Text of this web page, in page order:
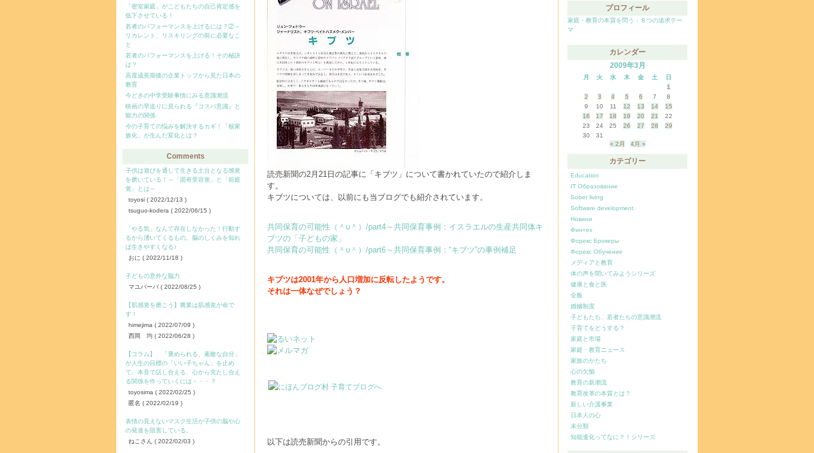
「密室家庭」がこどもたちの自己肯定感を
低下させている！
若者のパフォーマンスを上げるには？②～
リカレント、リスキリングの前に必要なこ
と
若者のパフォーマンスを上げる！その秘訣
は？
高度成長期後の企業トップから見た日本の
教育
今どきの中学受験事情にみる意識潮流
映画の早送りに見られる『コスパ意識』と
能力の関係
今の子育ての悩みを解決するカギ！「核家
族化」が生んだ変化とは？
Comments
子供は遊びを通して生きる土台となる感覚
を磨いている！～「固有受容覚」と「前庭
覚」とは～
toyosi ( 2022/12/13 )
tsuguo-kodera ( 2022/06/15 )
「やる気」なんて存在しなかった！行動す
るから湧いてくるもの。脳のしくみを知れ
ば生きやすくなる♪
おに ( 2022/11/18 )
子どもの意外な脳力
マユバーバ ( 2022/08/25 )
【肌感覚を磨こう】農業は肌感覚が命で
す！
himejima ( 2022/07/09 )
西岡 均 ( 2022/06/28 )
【コラム】 「褒められる、素敵な自分」
が人生の目標の「いい子ちゃん」を止め
て、本音で話し合える、心から充たし合え
る関係を作っていくには・・・？
toyosima ( 2022/02/25 )
匿名 ( 2022/02/19 )
表情の見えないマスク生活が子供の脳や心
の発達を阻害している。
ねこさん ( 2022/02/03 )
読売新聞の2月21日の記事に「キブツ」について書かれていたので紹介しま
す。
キブツについては、以前にも当ブログでも紹介されています。
共同保育の可能性（＾υ＾）/part4～共同保育事例：イスラエルの生産共同体キ
ブツの「子どもの家」
共同保育の可能性（＾υ＾）/part6～共同保育事例：“キブツ”の事例補足
キブツは2001年から人口増加に反転したようです。
それは一体なぜでしょう？
以下は読売新聞からの引用です。
プロフィール
家庭・教育の本質を問う：８つの追求テー
マ
カレンダー
2009年3月
月 火 水 木 金 土
日
1
2
3 4 5 6 7
8
9
10 11 12 13 14
15
16
17 18 19 20 21
22
23
24 25 26 27 28
29
30
31
« 2月
4月 »
カテゴリー
Education
IT Образование
Sober living
Software development
Новини
Финтех
Форекс Брокеры
Форекс Обучение
メディアと教育
体の声を聞いてみようシリーズ
健康と食と医
全般
婚姻制度
子どもたち、若者たちの意識潮流
子育てをどうする？
家庭と市場
家庭・教育ニュース
家族のかたち
心の欠陥
教育の新潮流
教育改革の本質とは？
新しい介護事業
日本人の心
未分類
知能進化ってなに？！シリーズ